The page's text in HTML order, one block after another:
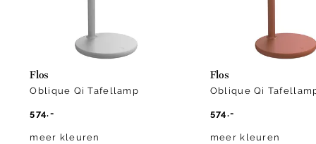
Flos
Oblique Qi Tafellamp
574.-
meer kleuren
Flos
Oblique Qi
574.-
meer kleuren